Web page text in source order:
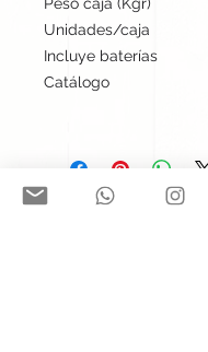
Unidades/caja
Incluye baterías
Catálogo